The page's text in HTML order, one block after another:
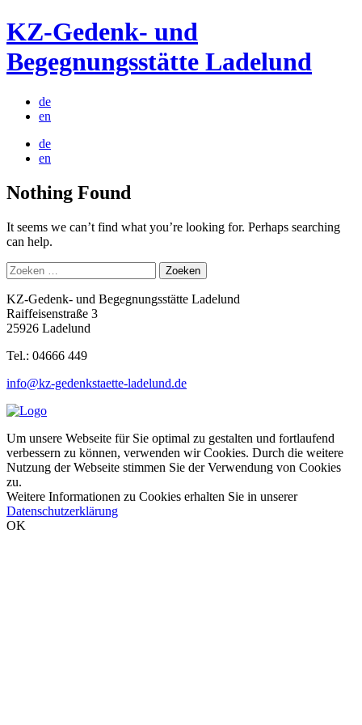
Skip
to
content
KZ-Gedenk- und
Begegnungsstätte Ladelund
de
en
de
en
Nothing Found
It seems we can’t find what you’re looking for. Perhaps searching
can help.
Zoeken
naar:
KZ-Gedenk- und Begegnungsstätte Ladelund
Raiffeisenstraße 3
25926 Ladelund
Tel.: 04666 449
info@kz-gedenkstaette-ladelund.de
Um unsere Webseite für Sie optimal zu gestalten und fortlaufend
verbessern zu können, verwenden wir Cookies. Durch die weitere
Nutzung der Webseite stimmen Sie der Verwendung von Cookies
zu.
Weitere Informationen zu Cookies erhalten Sie in unserer
Datenschutzerklärung
OK